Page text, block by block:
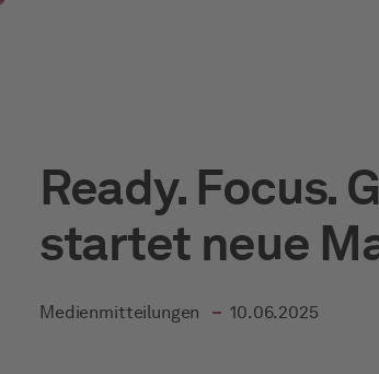
Ready. Focus.
startet neue
in
Medienmitteilungen 10.06.2025